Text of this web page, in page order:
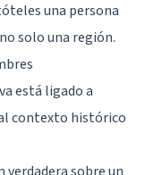
una persona
solo una región.
está ligado a
contexto histórico